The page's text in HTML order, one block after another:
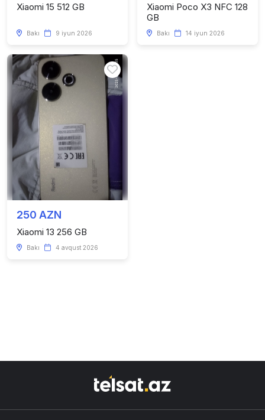
Xiaomi 15 512 GB
Bakı 9 iyun 2026
Xiaomi Poco X3 NFC 128
GB
Bakı 14 iyun 2026
250 AZN
Xiaomi 13 256 GB
Bakı 4 avqust 2026